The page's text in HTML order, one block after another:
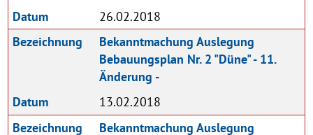
Datum 26.02.2018
Datum 13.02.2018
Bezeichnung
Bekanntmachung Auslegung
Bebauungsplan Nr. 2 "Düne" - 11.
Änderung -
Bezeichnung
Bekanntmachung Auslegung